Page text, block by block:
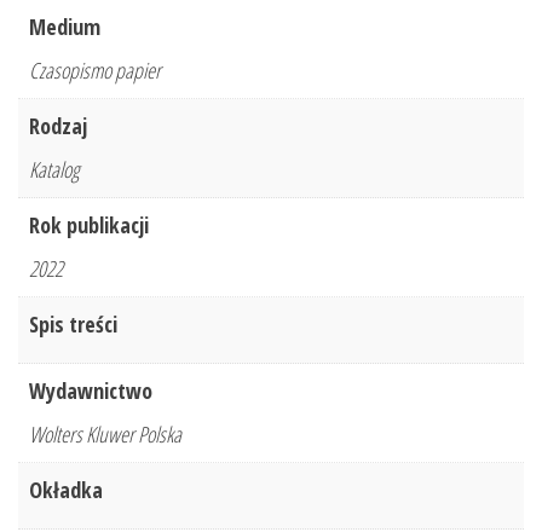
kwartał
r.
Medium
Czasopismo papier
Rodzaj
Katalog
Rok publikacji
2022
Spis treści
Wydawnictwo
Wolters Kluwer Polska
Okładka